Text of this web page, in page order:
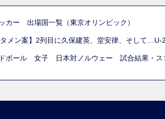
ー 出場国一覧（東京オリンピック）
タメン案】2列目に久保建英、堂安律、そして
ドボール 女子 日本対ノルウェー 試合結果・ス